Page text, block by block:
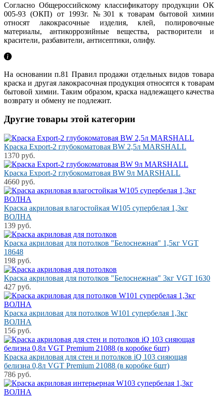
Согласно Общероссийскому классификатору продукции ОК
005-93 (ОКП) от 1993г. №301 к товарам бытовой химии
относят лакокрасочные изделия, клей, полировочные
материалы, антикоррозийные вещества, растворители и
красители, разбавители, антисептики, олифу.
На основании п.81 Правил продажи отдельных видов товара
краска и другая лакокрасочная продукция относятся к товарам
бытовой химии. Таким образом, краска надлежащего качества
возврату и обмену не подлежит.
Другие товары этой категории
Краска Export-2 глубокоматовая BW 2,5л MARSHALL
1370 руб.
Краска Export-2 глубокоматовая BW 9л MARSHALL
4660 руб.
Краска акриловая влагостойкая W105 супербелая 1,3кг
ВОЛНА
139 руб.
Краска акриловая для потолков "Белоснежная" 1,5кг VGT
18648
198 руб.
Краска акриловая для потолков "Белоснежная" 3кг VGT 1630
427 руб.
Краска акриловая для потолков W101 супербелая 1,3кг
ВОЛНА
156 руб.
Краска акриловая для стен и потолков iQ 103 сияющая
белизна 0,8л VGT Premium 21088 (в коробке 6шт)
786 руб.